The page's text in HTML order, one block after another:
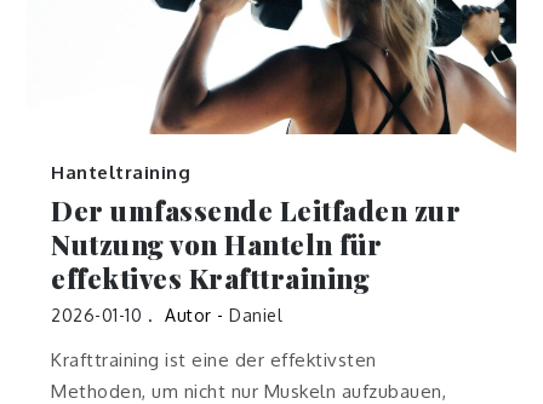
Hanteltraining
Der umfassende Leitfaden zur
Nutzung von Hanteln für
effektives Krafttraining
2026-01-10 Autor -Daniel
Krafttraining ist eine der effektivsten
Methoden, um nicht nur Muskeln aufzubauen,